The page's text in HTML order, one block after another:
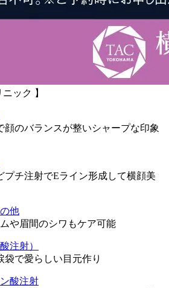
ック 】
顔のバランスが整いシャープな印象
プチ注射でEライン形成して横顔美
他
や眉間のシワもケア可能
注射）
袋で愛らしい目元作り
酸注射